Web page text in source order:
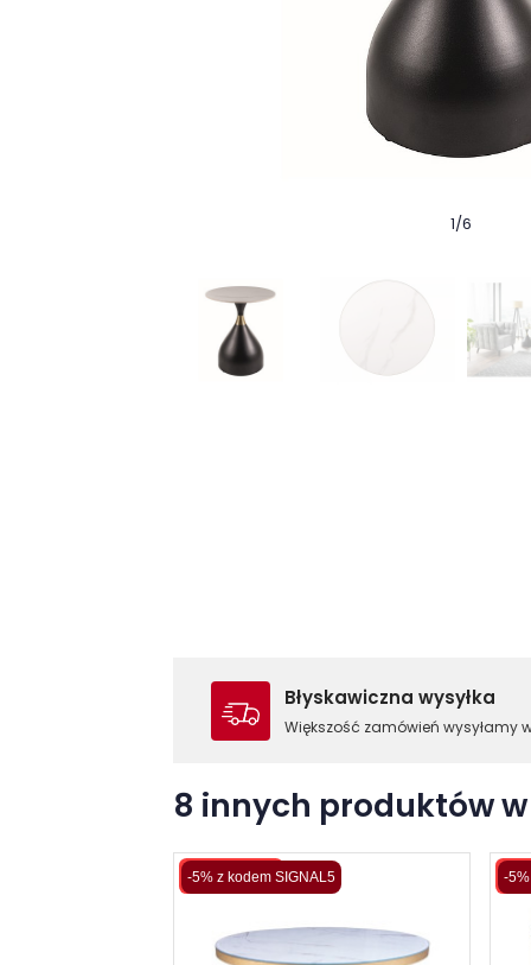
1/6
Błyskawiczna wysyłka
Większość zamówień wysyłamy
8 innych produktów
-5% z kodem SIGNAL5
Wysyłka 48H -